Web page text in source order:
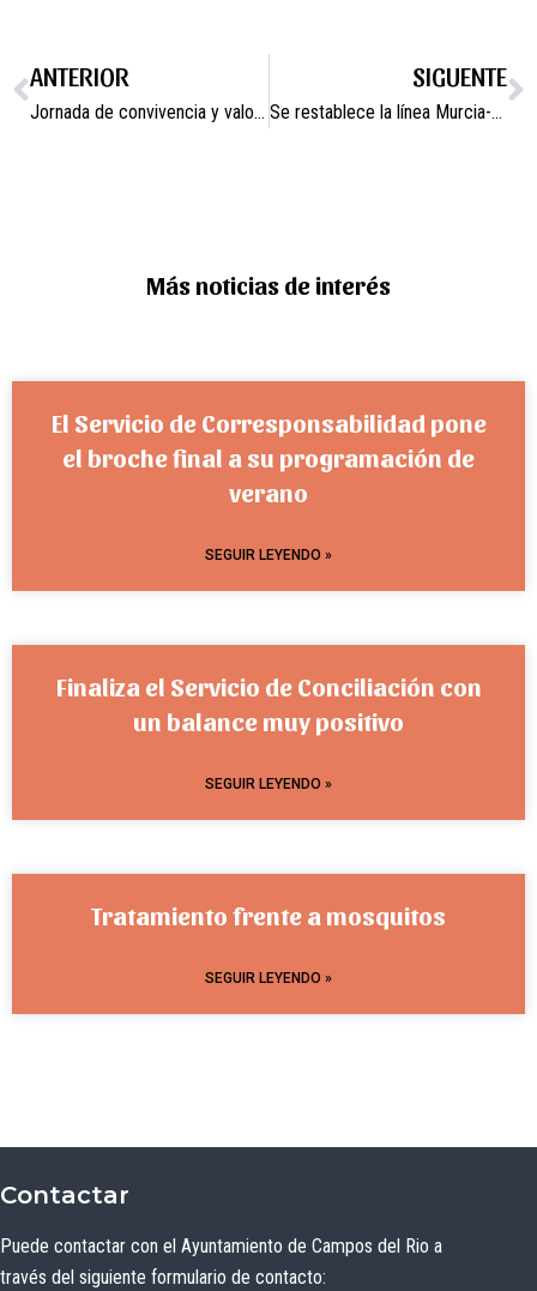
ANTERIOR
Jornada de convivencia y valores saludables con motivo de la Semana de la Mujer Campos del Río 2022
SIGUENTE
Se restablece la línea Murcia-Campos del Río en horario de tarde y se incrementa un nuevo horario de parada
Más noticias de interés
El Servicio de Corresponsabilidad pone
el broche final a su programación de
verano
SEGUIR LEYENDO »
Finaliza el Servicio de Conciliación con
un balance muy positivo
SEGUIR LEYENDO »
Tratamiento frente a mosquitos
SEGUIR LEYENDO »
Contactar
Puede contactar con el Ayuntamiento de Campos del Rio a
través del siguiente formulario de contacto: